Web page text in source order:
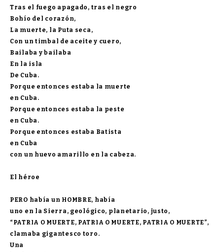
Tras el fuego apagado, tras el negro
Bohío del corazón,
La muerte, la Puta seca,
Con un timbal de aceite y cuero,
Bailaba y bailaba
En la isla
De Cuba.
Porque entonces estaba la muerte
en Cuba.
Porque entonces estaba la peste
en Cuba.
Porque entonces estaba Batista
en Cuba
con un huevo amarillo en la cabeza.
El héroe
PERO había un HOMBRE, había
uno en la Sierra, geológico, planetario, justo,
“PATRIA O MUERTE, PATRIA O MUERTE, PATRIA O MUERTE”,
clamaba gigantesco toro.
Una